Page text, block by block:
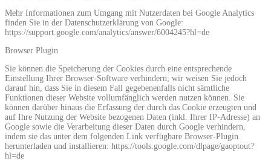
Mehr Informationen zum Umgang mit Nutzerdaten bei Google Analytics
finden Sie in der Datenschutzerklärung von Google:
https://support.google.com/analytics/answer/6004245?hl=de
Browser Plugin
Sie können die Speicherung der Cookies durch eine entsprechende
Einstellung Ihrer Browser-Software verhindern; wir weisen Sie jedoch
darauf hin, dass Sie in diesem Fall gegebenenfalls nicht sämtliche
Funktionen dieser Website vollumfänglich werden nutzen können. Sie
können darüber hinaus die Erfassung der durch das Cookie erzeugten und
auf Ihre Nutzung der Website bezogenen Daten (inkl. Ihrer IP-Adresse) an
Google sowie die Verarbeitung dieser Daten durch Google verhindern,
indem sie das unter dem folgenden Link verfügbare Browser-Plugin
herunterladen und installieren: https://tools.google.com/dlpage/gaoptout?
hl=de